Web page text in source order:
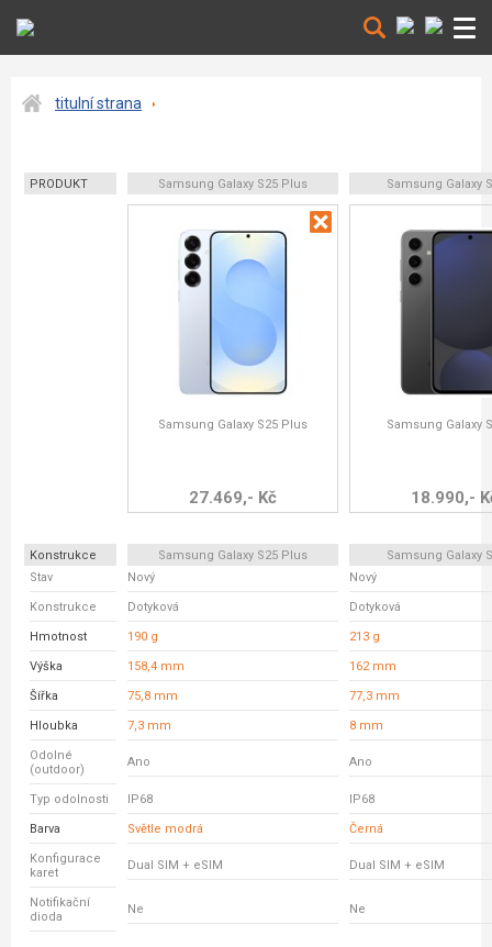
titulní strana
PRODUKT Samsung Galaxy S25 Plus Samsung Galaxy
Samsung Galaxy S25 Plus
27.469,- Kč
Samsung Galaxy
18.990,-
Konstrukce Samsung Galaxy S25 Plus
Samsung Galaxy
Stav
Nový Nový
Konstrukce Dotyková Dotyková
Hmotnost 190 g 213 g
Výška 158,4 mm 162 mm
Šířka 75,8 mm 77,3 mm
Hloubka 7,3 mm 8 mm
Odolné
(outdoor)
Ano Ano
Typ odolnosti IP68 IP68
Barva Světle modrá Černá
Konfigurace
karet
Dual SIM + eSIM Dual SIM + eSIM
Notifikační
dioda
Ne Ne